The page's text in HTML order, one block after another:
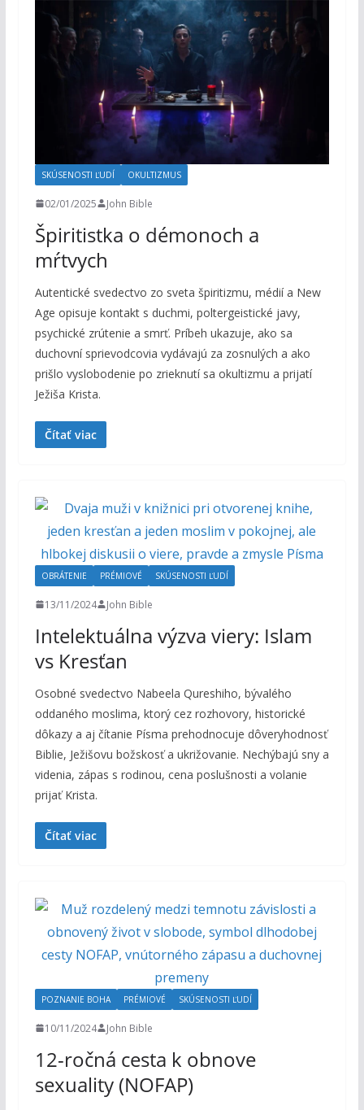
SKÚSENOSTI ĽUDÍ OKULTIZMUS
02/01/2025 John Bible
Špiritistka o démonoch a
mŕtvych
Autentické svedectvo zo sveta špiritizmu, médií a New
Age opisuje kontakt s duchmi, poltergeistické javy,
psychické zrútenie a smrť. Príbeh ukazuje, ako sa
duchovní sprievodcovia vydávajú za zosnulých a ako
prišlo vyslobodenie po zrieknutí sa okultizmu a prijatí
Ježiša Krista.
Čítať viac
OBRÁTENIE PRÉMIOVÉ SKÚSENOSTI ĽUDÍ
13/11/2024 John Bible
Intelektuálna výzva viery: Islam
vs Kresťan
Osobné svedectvo Nabeela Qureshiho, bývalého
oddaného moslima, ktorý cez rozhovory, historické
dôkazy a aj čítanie Písma prehodnocuje dôveryhodnosť
Biblie, Ježišovu božskosť a ukrižovanie. Nechýbajú sny a
videnia, zápas s rodinou, cena poslušnosti a volanie
prijať Krista.
Čítať viac
POZNANIE BOHA PRÉMIOVÉ SKÚSENOSTI ĽUDÍ
10/11/2024 John Bible
12-ročná cesta k obnove
sexuality (NOFAP)